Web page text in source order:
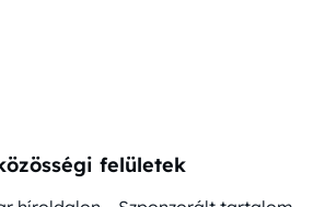
felületek